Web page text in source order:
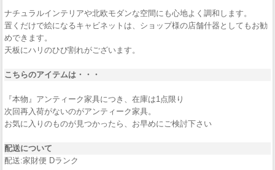
ナチュラルインテリアや北欧モダンな空間にも心地よく調和します。
置くだけで絵になるキャビネットは、ショップ様の店舗什器としてもお勧
めできます。
天板にハリのひび割れがございます。
こちらのアイテムは・・・
『本物』アンティーク家具につき、在庫は1点限り
次回再入荷がないのがアンティーク家具。
お気に入りのものが見つかったら、お早めにご検討下さい
配送について
配送:家財便 Dランク